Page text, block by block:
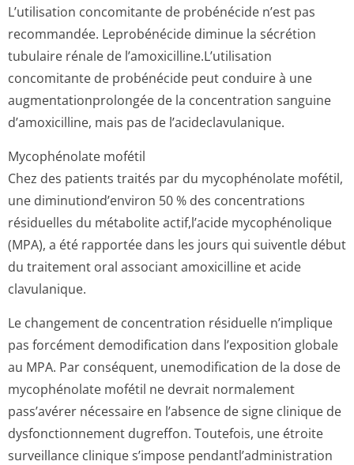
L’utilisation concomitante de probénécide n’est pas
recommandée. Leprobénécide diminue la sécrétion
tubulaire rénale de l’amoxicilline­.L’utilisation
concomitante de probénécide peut conduire à une
augmentationpro­longée de la concentration sanguine
d’amoxicilline, mais pas de l’acideclavula­nique.
Mycophénolate mofétil
Chez des patients traités par du mycophénolate mofétil,
une diminutiond’environ 50 % des concentrations
résiduelles du métabolite actif,l’acide mycophénolique
(MPA), a été rapportée dans les jours qui suiventle début
du traitement oral associant amoxicilline et acide
clavulanique.
Le changement de concentration résiduelle n’implique
pas forcément demodification dans l’exposition globale
au MPA. Par conséquent, unemodification de la dose de
mycophénolate mofétil ne devrait normalement
pass’avérer nécessaire en l’absence de signe clinique de
dysfonctionnement dugreffon. Toutefois, une étroite
surveillance clinique s’impose pendantl’admi­nistration